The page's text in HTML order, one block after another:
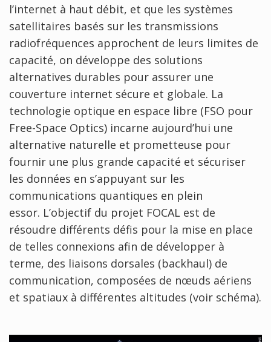
l’internet à haut débit, et que les systèmes
satellitaires basés sur les transmissions
radiofréquences approchent de leurs limites de
capacité, on développe des solutions
alternatives durables pour assurer une
couverture internet sécure et globale. La
technologie optique en espace libre (FSO pour
Free-Space Optics) incarne aujourd’hui une
alternative naturelle et prometteuse pour
fournir une plus grande capacité et sécuriser
les données en s’appuyant sur les
communications quantiques en plein
essor. L’objectif du projet FOCAL est de
résoudre différents défis pour la mise en place
de telles connexions afin de développer à
terme, des liaisons dorsales (backhaul) de
communication, composées de nœuds aériens
et spatiaux à différentes altitudes (voir schéma).